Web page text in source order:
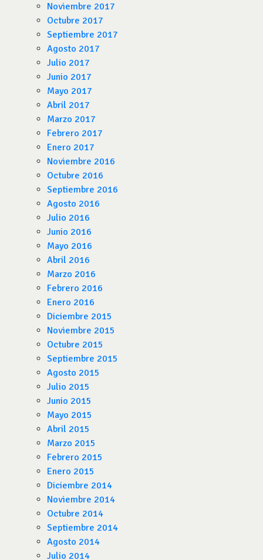
Noviembre 2017
Octubre 2017
Septiembre 2017
Agosto 2017
Julio 2017
Junio 2017
Mayo 2017
Abril 2017
Marzo 2017
Febrero 2017
Enero 2017
Noviembre 2016
Octubre 2016
Septiembre 2016
Agosto 2016
Julio 2016
Junio 2016
Mayo 2016
Abril 2016
Marzo 2016
Febrero 2016
Enero 2016
Diciembre 2015
Noviembre 2015
Octubre 2015
Septiembre 2015
Agosto 2015
Julio 2015
Junio 2015
Mayo 2015
Abril 2015
Marzo 2015
Febrero 2015
Enero 2015
Diciembre 2014
Noviembre 2014
Octubre 2014
Septiembre 2014
Agosto 2014
Julio 2014